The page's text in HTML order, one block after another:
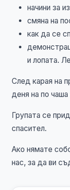
начини за
смяна на
как да се
и лопата.
След карая на
деня на по чаша
Групата се
спасител.
Ако нямате
нас, за да ви